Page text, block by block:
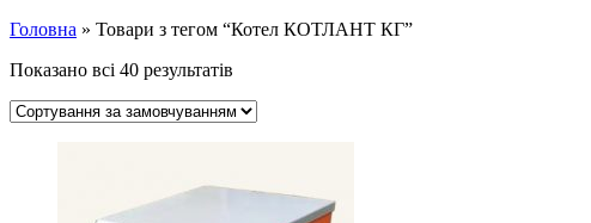
Головна » Товари з тегом “Котел КОТЛАНТ КГ”
Показано всі 40 результатів